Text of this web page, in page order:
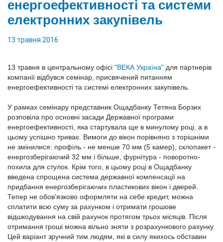
енергоефективності та системи
електронних закупівель
13 травня 2016
13 травня в центральному офісі "ВЕКА Україна" для партнерів
компанії відбувся семінар, присвячений питанням
енергоефективності та системі електронних закупівель.
У рамках семінару представник Ощадбанку Тетяна Борзих
розповіла про основні засади Державної програми
енергоефективності, яка стартувала ще в минулому році, а в
цьому успішно триває. Вимоги до вікон порівняно з торішніми
не змінилися: профіль - не менше 70 мм (5 камер), склопакет -
енергозберігаючий 32 мм і більше, фурнітура - поворотно-
похила для стулок. Крім того, в цьому році в Ощадбанку
введена спрощена система державної компенсації на
придбання енергозберігаючих пластикових вікон і дверей.
Тепер не обов'язково оформляти на себе кредит, можна
сплатити всю суму за рахунком і отримати грошове
відшкодування на свій рахунок протягом трьох місяців. Після
отримання гроші можна вільно зняти з розрахункового рахунку.
Цей варіант зручний тим людям, які в силу якихось обставин